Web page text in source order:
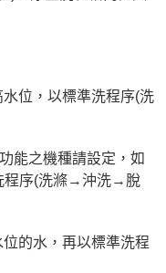
位，以標準洗程序(洗
能之機種請設定，如
程序(洗滌→沖洗→脫
的水，再以標準洗程